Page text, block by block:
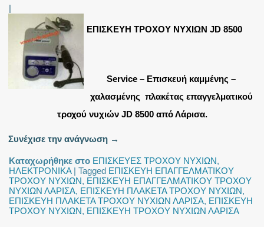
|
ΕΠΙΣΚΕΥΗ ΤΡΟΧΟΥ ΝΥΧΙΩΝ JD 8500
Service – Επισκευή καμμένης –
χαλασμένης πλακέτας επαγγελματικού
τροχού νυχιών JD 8500 από Λάρισα.
Συνέχισε την ανάγνωση →
Καταχωρήθηκε στο ΕΠΙΣΚΕΥΕΣ ΤΡΟΧΟΥ ΝΥΧΙΩΝ,
ΗΛΕΚΤΡΟΝΙΚΑ|Tagged ΕΠΙΣΚΕΥΗ ΕΠΑΓΓΕΛΜΑΤΙΚΟΥ
ΤΡΟΧΟΥ ΝΥΧΙΩΝ, ΕΠΙΣΚΕΥΗ ΕΠΑΓΓΕΛΜΑΤΙΚΟΥ ΤΡΟΧΟΥ
ΝΥΧΙΩΝ ΛΑΡΙΣΑ, ΕΠΙΣΚΕΥΗ ΠΛΑΚΕΤΑ ΤΡΟΧΟΥ ΝΥΧΙΩΝ,
ΕΠΙΣΚΕΥΗ ΠΛΑΚΕΤΑ ΤΡΟΧΟΥ ΝΥΧΙΩΝ ΛΑΡΙΣΑ, ΕΠΙΣΚΕΥΗ
ΤΡΟΧΟΥ ΝΥΧΙΩΝ, ΕΠΙΣΚΕΥΗ ΤΡΟΧΟΥ ΝΥΧΙΩΝ ΛΑΡΙΣΑ